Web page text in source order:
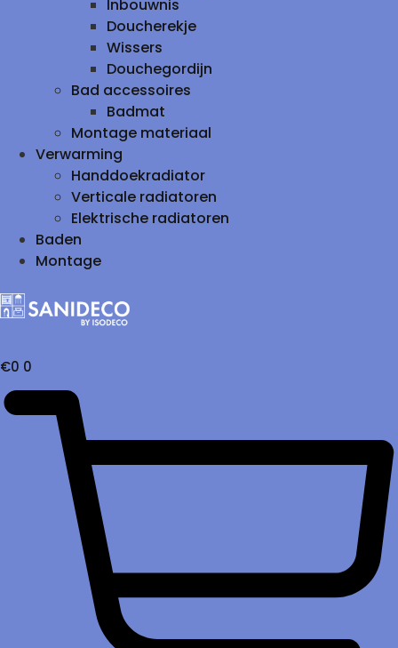
Inbouwnis
Doucherekje
Wissers
Douchegordijn
Bad accessoires
Badmat
Montage materiaal
Verwarming
Handdoekradiator
Verticale radiatoren
Elektrische radiatoren
Baden
Montage
€0 0